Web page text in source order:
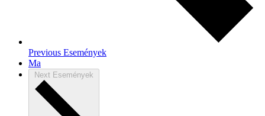
Previous Események
Ma
Next Események